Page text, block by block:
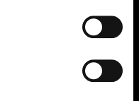
Zapisz się
przesyłania mi informacji o